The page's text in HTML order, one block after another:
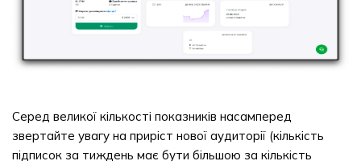
Серед великої кількості показників насамперед
звертайте увагу на приріст нової аудиторії (кількість
підписок за тиждень має бути більшою за кількість